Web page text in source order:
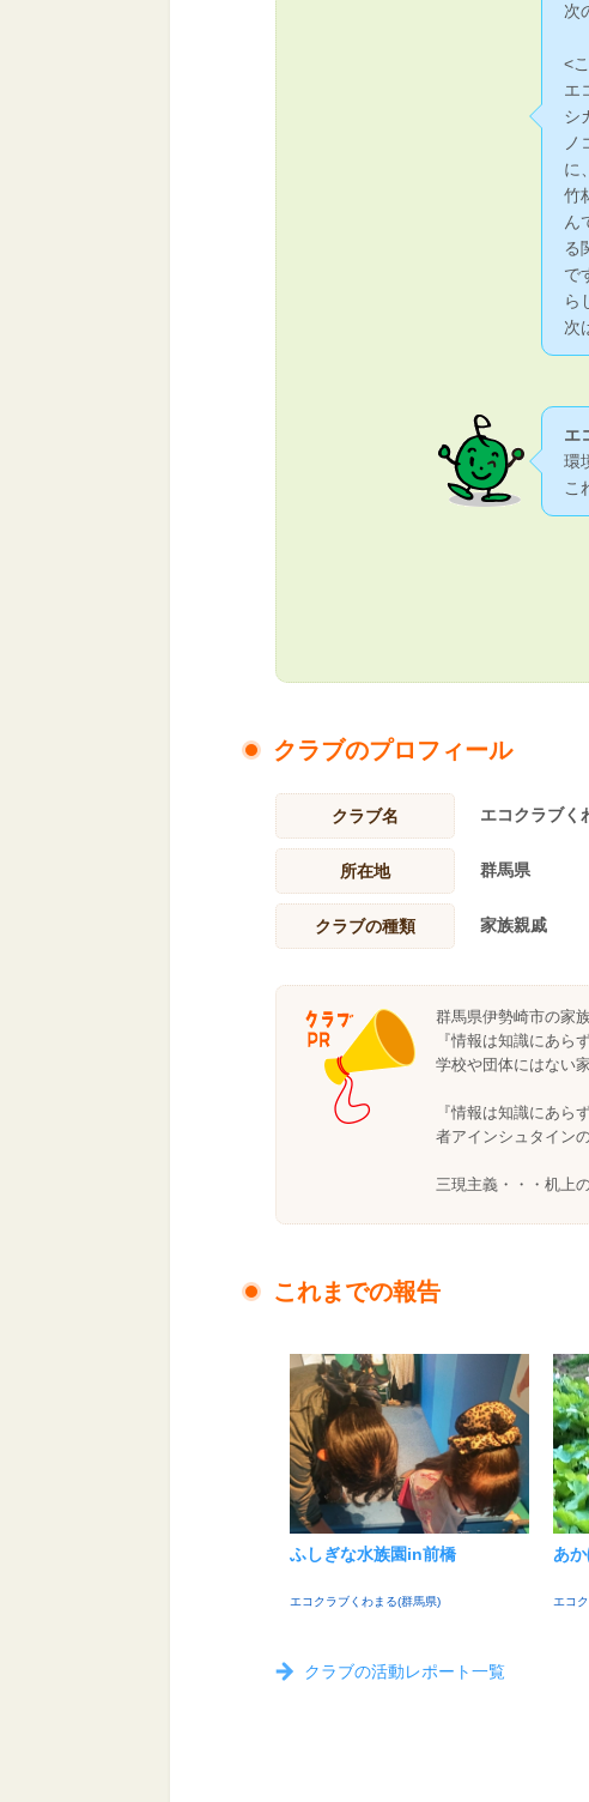
次
<
エ
シ
ノ
に
竹
ん
る
で
ら
次
エ
環
こ
クラブのプロフィール
クラブ名 エコクラブく
所在地 群馬県
クラブの種類 家族親戚
群馬県伊勢崎市の家
『情報は知識にあら
学校や団体にはない
『情報は知識にあ
者アインシュタインの
三現主義・・・机上
これまでの報告
ふしぎな水族園in前橋
エコクラブくわまる(群馬県)
あ
エコ
クラブの活動レポート一覧